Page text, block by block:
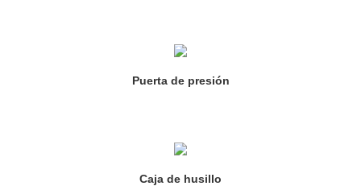
Puerta de presión
Caja de husillo